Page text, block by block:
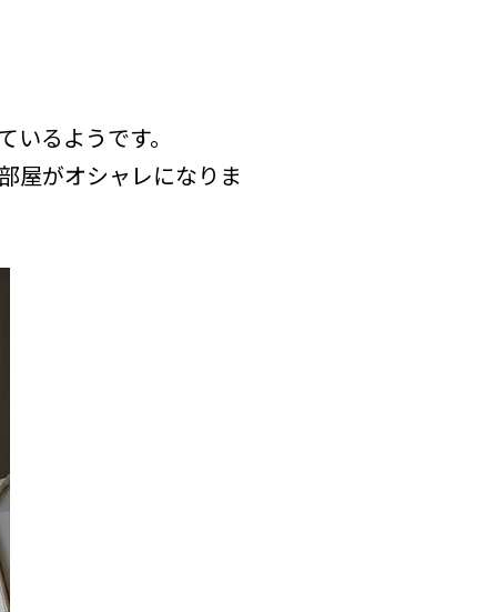
るようです。
屋がオシャレになりま